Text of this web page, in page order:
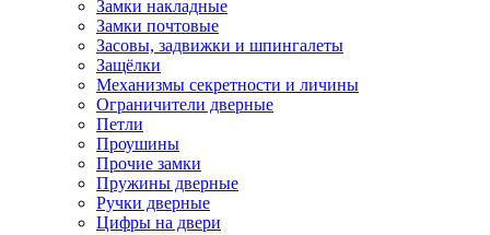
Замки накладные
Замки почтовые
Засовы, задвижки и шпингалеты
Защёлки
Механизмы секретности и личины
Ограничители дверные
Петли
Проушины
Прочие замки
Пружины дверные
Ручки дверные
Цифры на двери